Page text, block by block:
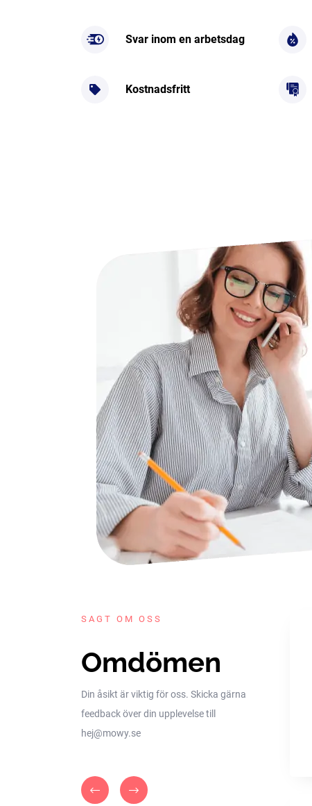
Svar inom en arbetsdag
Kostnadsfritt
SAGT OM OSS
Omdömen
Din åsikt är viktig för oss. Skicka gärna
feedback över din upplevelse till
hej@mowy.se